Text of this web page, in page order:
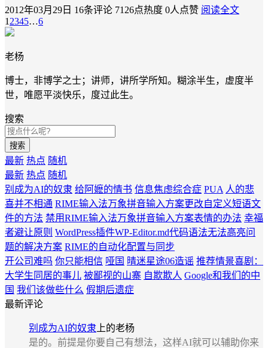
2012年03月29日 16条评论 7126点热度 0人点赞 阅读全文
1 2345…6
老杨
博士，非博学之士；讲师，讲所学所知。糊涂半生，虚度半
世，唯愿平淡快乐，度过此生。
搜索
搜索
最新 热点 随机
最新 热点 随机
别成为AI的奴隶 给阿嬷的情书 信息焦虑综合症 PUA 人的悲
喜并不相通 RIME输入法万象拼音输入方案更改自定义短语文
件的方法 禁用RIME输入法万象拼音输入方案表情的办法 幸福
者避让原则 WordPress插件WP-Editor.md代码语法无法高亮问
题的解决方案 RIME的自动化配置与同步
开公司难吗 你只能相信 哑国 晴迷星途06造谣 推荐情景喜剧：
大学生同居的事儿 被鄙视的山寨 自欺欺人 Google和我们的中
国 我们该做些什么 假期后遗症
最新评论
别成为AI的奴隶 上的老杨
是的。前提是你要自己有想法，这样AI就可以辅助你来